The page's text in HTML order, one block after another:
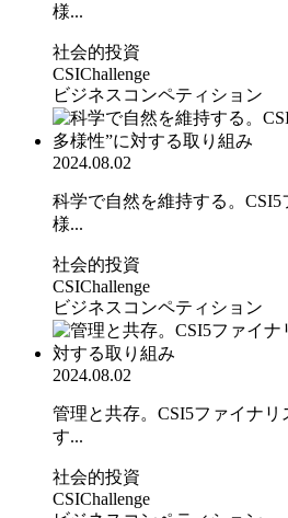
様...
社会的投資
CSIChallenge
ビジネスコンペティション
2024.08.02
科学で自然を維持する。
様...
社会的投資
CSIChallenge
ビジネスコンペティション
2024.08.02
管理と共存。CSI5ファイナリ
す...
社会的投資
CSIChallenge